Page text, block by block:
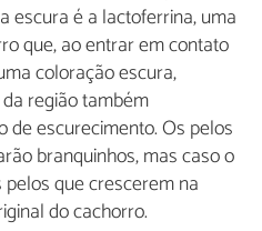
escura é a lactoferrina, uma
que, ao entrar em contato
coloração escura,
região também
escurecimento. Os pelos
branquinhos, mas caso o
que crescerem na
do cachorro.